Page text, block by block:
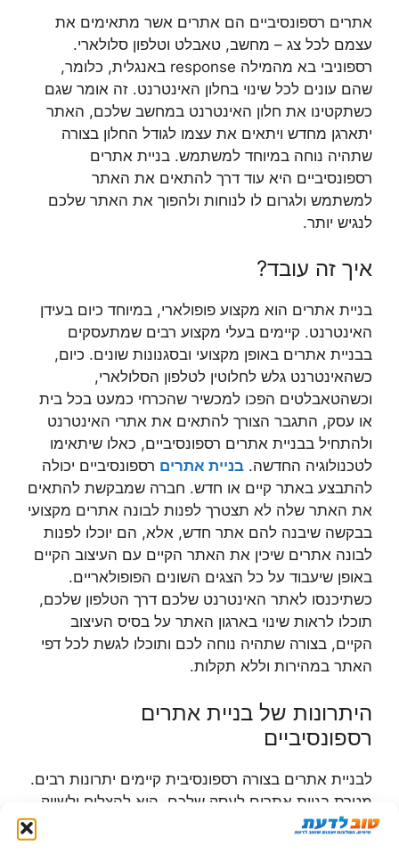
אתרים רספונסיביים הם אתרים אשר מתאימים את
עצמם לכל צג – מחשב, טאבלט וטלפון סלולארי.
רספוניבי בא מהמילה response באנגלית, כלומר,
שהם עונים לכל שינוי בחלון האינטרנט. זה אומר שגם
כשתקטינו את חלון האינטרנט במחשב שלכם, האתר
יתארגן מחדש ויתאים את עצמו לגודל החלון בצורה
שתהיה נוחה במיוחד למשתמש. בניית אתרים
רספונסיביים היא עוד דרך להתאים את האתר
למשתמש ולגרום לו לנוחות ולהפוך את האתר שלכם
לנגיש יותר.
איך זה עובד?
בניית אתרים הוא מקצוע פופולארי, במיוחד כיום בעידן
האינטרנט. קיימים בעלי מקצוע רבים שמתעסקים
בבניית אתרים באופן מקצועי ובסגנונות שונים. כיום,
כשהאינטרנט גלש לחלוטין לטלפון הסלולארי,
וכשהטאבלטים הפכו למכשיר שהכרחי כמעט בכל בית
או עסק, התגבר הצורך להתאים את אתרי האינטרנט
ולהתחיל בבניית אתרים רספונסיביים, כאלו שיתאימו
לטכנולוגיה החדשה. בניית אתרים רספונסיביים יכולה
להתבצע באתר קיים או חדש. חברה שמבקשת להתאים
את האתר שלה לא תצטרך לפנות לבונה אתרים מקצועי
בבקשה שיבנה להם אתר חדש, אלא, הם יוכלו לפנות
לבונה אתרים שיכין את האתר הקיים עם העיצוב הקיים
באופן שיעבוד על כל הצגים השונים הפופולאריים.
כשתיכנסו לאתר האינטרנט שלכם דרך הטלפון שלכם,
תוכלו לראות שינוי בארגון האתר על בסיס העיצוב
הקיים, בצורה שתהיה נוחה לכם ותוכלו לגשת לכל דפי
האתר במהירות וללא תקלות.
היתרונות של בניית אתרים
רספונסיביים
לבניית אתרים בצורה רספונסיבית קיימים יתרונות רבים.
מטרת בניית אתרים לעסק שלכם, היא להצליח ולשווק
את העסק שלכם בשאיפה שיגיע לקהל לקוחות רחב